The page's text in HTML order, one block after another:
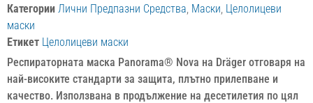
Категории Лични Предпазни Средства Маски Целолицеви
маски
Етикет Целолицеви маски
Респираторната маска Panorama® Nova на Dräger отговаря на
най-високите стандарти за защита, плътно прилепване и
качество. Използвана в продължение на десетилетия по цял